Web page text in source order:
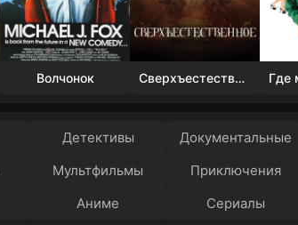
Волчонок Сверхъестественное
Детективы Документальные
Мультфильмы Приключения
Аниме Сериалы